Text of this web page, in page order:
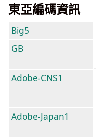
東亞編碼資訊
Big5
GB
Adobe-CNS1
Adobe-Japan1